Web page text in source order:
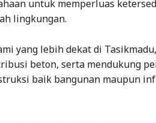
untuk memperluas
lingkungan.
yang lebih dekat di
beton, serta mendukung
baik bangunan maupun